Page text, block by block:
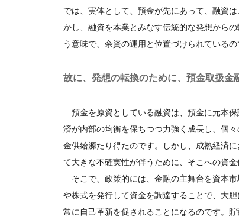
では、実体として、預金が先にあって、融資
かし、融資を本業とみなす伝統的な発想から
う意味で、余資の運用と位置づけられているの
故に、発想の転換のために、預金取扱金
預金を原資としている融資は、預金に元本
済が内部の均衡を保ちつつ力強く成長し、個
金供給源たり得たのです。しかし、成熟経済
て大きな不確実性が伴うために、そこへの資
そこで、政策的には、金融の主舞台を資本
や株式を発行して資金を調達することで、大
常に自己革新を促されることになるのです。